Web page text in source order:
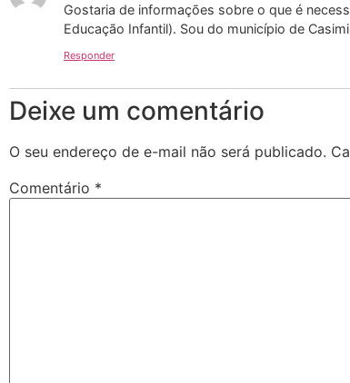
Gostaria de informações sobre o que é
Educação Infantil). Sou do município de
Responder
Deixe um comentário
O seu endereço de e-mail não será publicado.
Comentário *